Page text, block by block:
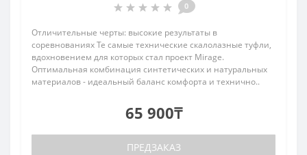
0
Отличительные черты: высокие результаты в
соревнованиях Те самые технические скалолазные туфли,
вдохновением для которых стал проект Mirage.
Оптимальная комбинация синтетических и натуральных
материалов - идеальный баланс комфорта и технично..
65 900₸
ПРЕДЗАКАЗ